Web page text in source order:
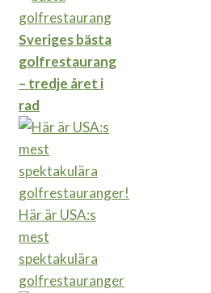
Sveriges bästa
golfrestaurang
– tredje året i
rad
Här är USA:s
mest
spektakulära
golfrestauranger